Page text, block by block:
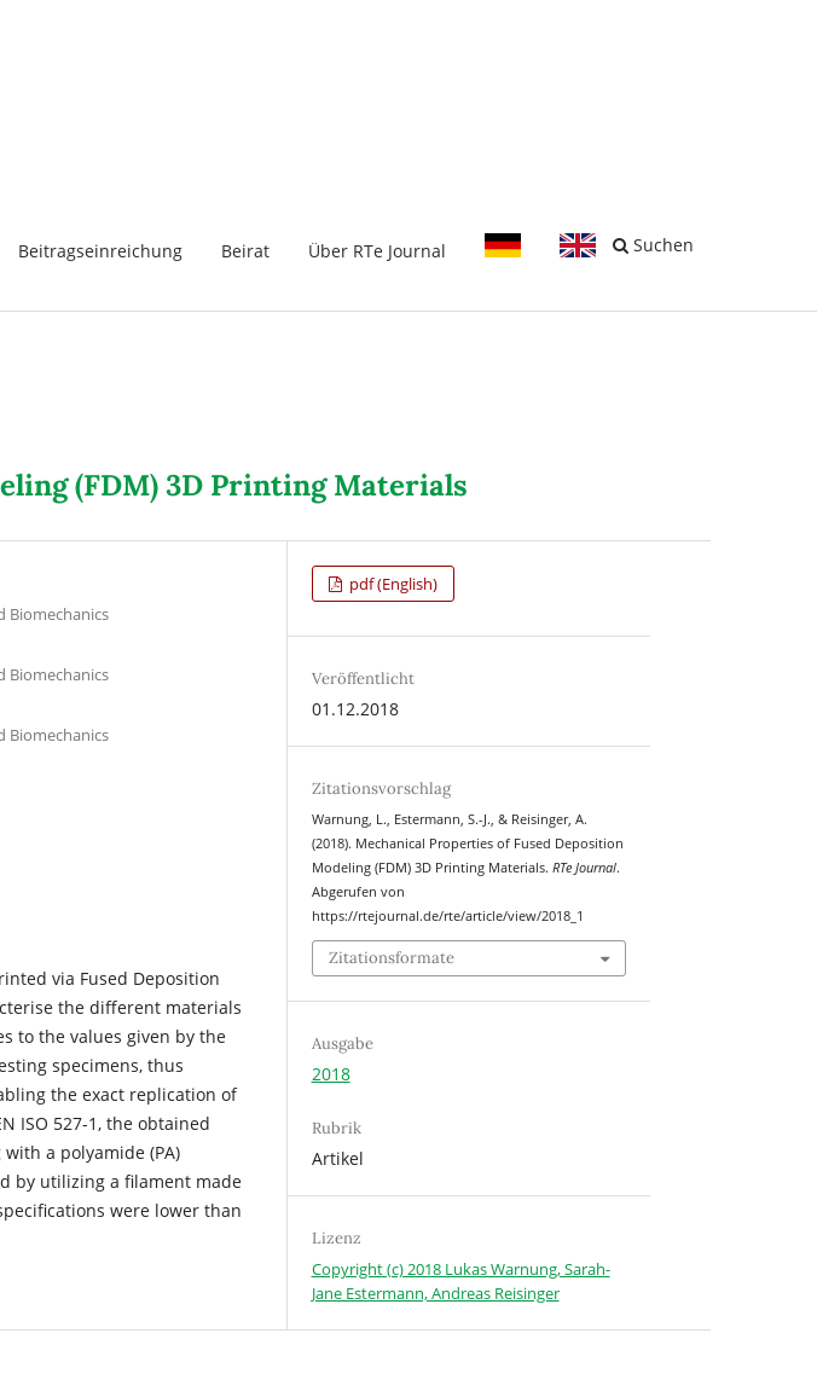
Beitragseinreichung Beirat Über RTe Journal Suchen
(FDM) 3D Printing Materials
Biomechanics
Biomechanics
Biomechanics
via Fused Deposition
the different materials
to the values given by the
specimens, thus
the exact replication of
ISO 527-1, the obtained
a polyamide (PA)
by utilizing a filament made
were lower than
pdf (English)
Veröffentlicht
01.12.2018
Zitationsvorschlag
Warnung, L., Estermann, S.-J., & Reisinger, A.
(2018). Mechanical Properties of Fused Deposition
Modeling (FDM) 3D Printing Materials. RTe Journal.
Abgerufen von
https://rtejournal.de/rte/article/view/2018_1
Zitationsformate
Ausgabe
2018
Rubrik
Artikel
Lizenz
Copyright (c) 2018 Lukas Warnung, Sarah-
Jane Estermann, Andreas Reisinger